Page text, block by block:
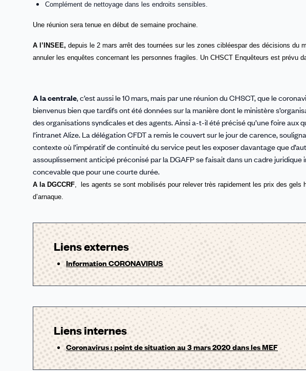
Complément de nettoyage dans les endroits sensibles.
Une réunion sera tenue en début de semaine prochaine.
A l’INSEE, depuis le 2 mars arrêt des tournées sur les zones cibléespar des décisions du
annuler les enquêtes concernant les personnes fragiles. Un CHSCT Enquêteurs est prévu
A la centrale, c’est aussi le 10 mars, mais par une réunion du CHSCT, que le
bienvenus bien que tardifs ont été données sur la manière dont le ministère
des organisations syndicales et des agents. Ainsi a-t-il été précisé qu’une foire aux
l’intranet Alize. La délégation CFDT a remis le couvert sur le jour de carence,
contexte où l’impératif de continuité du service peut les exposer davantage que
assouplissement anticipé préconisé par la DGAFP se faisait dans un cadre juridique
concevable que pour une courte durée.
A la DGCCRF, les agents se sont mobilisés pour relever très rapidement les prix des gels
d’arnaque.
Liens externes
Information CORONAVIRUS
Liens internes
Coronavirus : point de situation au 3 mars 2020 dans les MEF